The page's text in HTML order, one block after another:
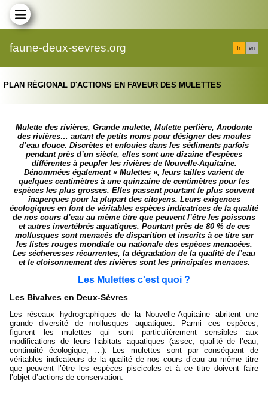
faune-deux-sevres.org fr en
PLAN RÉGIONAL D'ACTIONS EN FAVEUR DES MULETTES
Mulette des rivières, Grande mulette, Mulette perlière, Anodonte
des rivières… autant de petits noms pour désigner des moules
d’eau douce. Discrètes et enfouies dans les sédiments parfois
pendant près d’un siècle, elles sont une dizaine d'espèces
différentes à peupler les rivières de Nouvelle-Aquitaine.
Dénommées également « Mulettes », leurs tailles varient de
quelques centimètres à une quinzaine de centimètres pour les
espèces les plus grosses. Elles passent pourtant le plus souvent
inaperçues pour la plupart des citoyens. Leurs exigences
écologiques en font de véritables espèces indicatrices de la qualité
de nos cours d’eau au même titre que peuvent l’être les poissons
et autres invertébrés aquatiques. Pourtant près de 80 % de ces
mollusques sont menacés de disparition et inscrits à ce titre sur
les listes rouges mondiale ou nationale des espèces menacées.
Les sécheresses récurrentes, la dégradation de la qualité de l’eau
et le cloisonnement des rivières sont les principales menaces.
Les Mulettes c'est quoi ?
Les Bivalves en Deux-Sèvres
Les réseaux hydrographiques de la Nouvelle-Aquitaine abritent une
grande diversité de mollusques aquatiques. Parmi ces espèces,
figurent les mulettes qui sont particulièrement sensibles aux
modifications de leurs habitats aquatiques (assec, qualité de l’eau,
continuité écologique, …). Les mulettes sont par conséquent de
véritables indicateurs de la qualité de nos cours d’eau au même titre
que peuvent l’être les espèces piscicoles et à ce titre doivent faire
l’objet d’actions de conservation.